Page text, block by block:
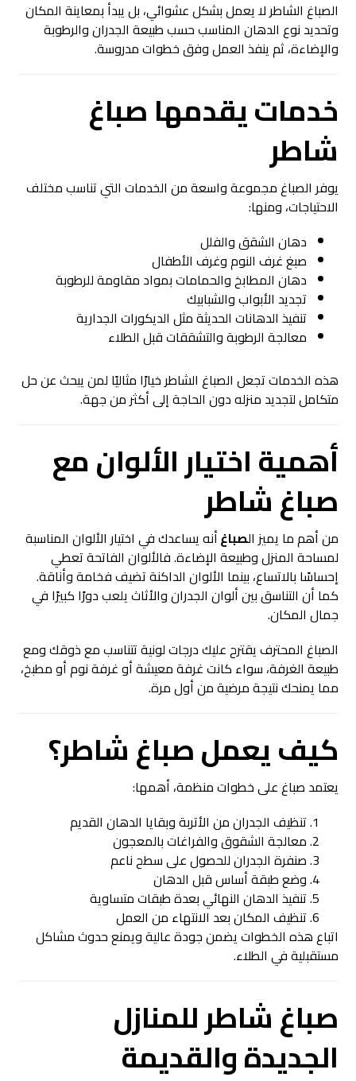
الصباغ الشاطر لا يعمل بشكل عشوائي، بل يبدأ بمعاينة المكان
وتحديد نوع الدهان المناسب حسب طبيعة الجدران والرطوبة
والإضاءة، ثم ينفذ العمل وفق خطوات مدروسة.
خدمات يقدمهاصباغ
شاطر
يوفر الصباغ مجموعة واسعة من الخدمات التي تناسب مختلف
الاحتياجات، ومنها:
دهان الشقق والفلل
صبغ غرف النوم وغرف الأطفال
دهان المطابخ والحمامات بمواد مقاومة للرطوبة
تجديد الأبواب والشبابيك
تنفيذ الدهانات الحديثة مثل الديكورات الجدارية
معالجة الرطوبة والتشققات قبل الطلاء
هذه الخدمات تجعل الصباغ الشاطر خيارًا مثاليًا لمن يبحث عن حل
متكامل لتجديد منزله دون الحاجة إلى أكثر من جهة.
أهمية اختيار الألوان مع
صباغ شاطر
من أهم ما يميز الصباغأنه يساعدك في اختيار الألوان المناسبة
لمساحة المنزل وطبيعة الإضاءة. فالألوان الفاتحة تعطي
إحساسًا بالاتساع، بينما الألوان الداكنة تضيف فخامة وأناقة.
كما أن التناسق بين ألوان الجدران والأثاث يلعب دورًا كبيرًا في
جمال المكان.
الصباغ المحترف يقترح عليك درجات لونية تتناسب مع ذوقك ومع
طبيعة الغرفة، سواء كانت غرفة معيشة أو غرفة نوم أو مطبخ،
مما يمنحك نتيجة مرضية من أول مرة.
كيف يعملصباغ شاطر؟
يعتمد صباغ على خطوات منظمة، أهمها:
تنظيف الجدران من الأتربة وبقايا الدهان القديم
معالجة الشقوق والفراغات بالمعجون
صنفرة الجدران للحصول على سطح ناعم
وضع طبقة أساس قبل الدهان
تنفيذ الدهان النهائي بعدة طبقات متساوية
تنظيف المكان بعد الانتهاء من العمل
اتباع هذه الخطوات يضمن جودة عالية ويمنع حدوث مشاكل
مستقبلية في الطلاء.
صباغ شاطرللمنازل
الجديدة والقديمة